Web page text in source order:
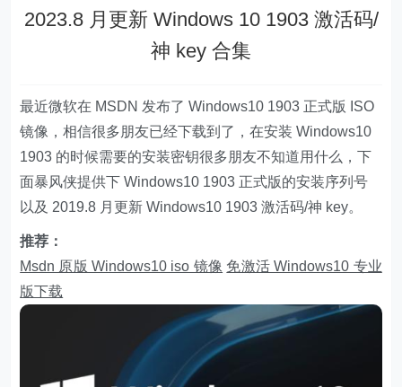
2023.8 月更新 Windows 10 1903 激活码/
神 key 合集
最近微软在 MSDN 发布了 Windows10 1903 正式版 ISO
镜像，相信很多朋友已经下载到了，在安装 Windows10
1903 的时候需要的安装密钥很多朋友不知道用什么，下
面暴风侠提供下 Windows10 1903 正式版的安装序列号
以及 2019.8 月更新 Windows10 1903 激活码/神 key。
推荐：
Msdn 原版 Windows10 iso 镜像 免激活 Windows10 专业
版下载